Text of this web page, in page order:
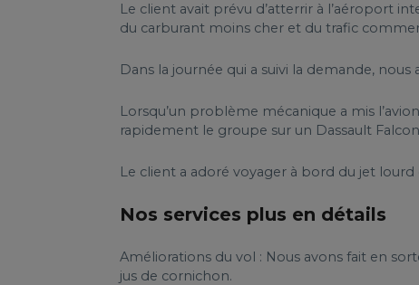
Le client avait prévu d’atterrir à l’aéroport
du carburant moins cher et du trafic
Dans la journée qui a suivi la demande,
Lorsqu’un problème mécanique a mis
rapidement le groupe sur un Dassault
Le client a adoré voyager à bord du jet
Nos services plus en détails
Améliorations du vol : Nous avons fait en
jus de cornichon.